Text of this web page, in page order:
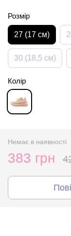
Розмір
27 (17 см)
30 (18,5 см)
Колір
Немає в наявності
383 грн